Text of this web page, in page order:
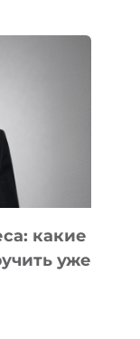
какие
уже